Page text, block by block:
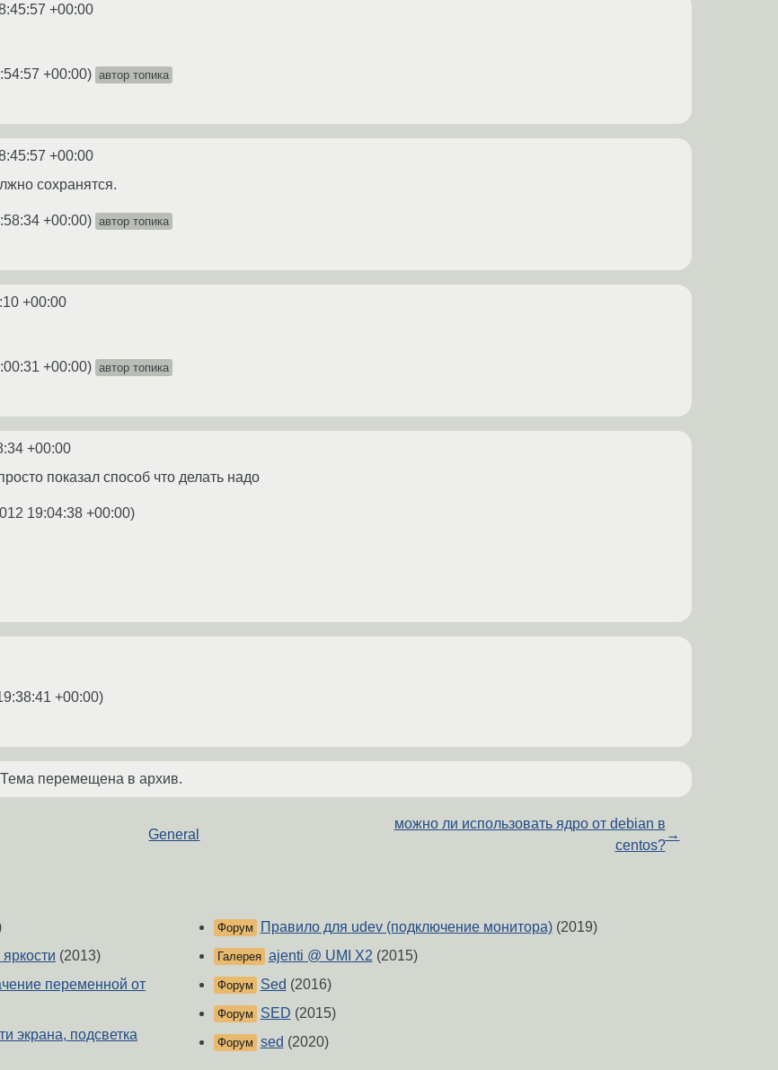
+00:00
+00:00) автор топика
+00:00
сохранятся.
+00:00) автор топика
+00:00
+00:00) автор топика
+00:00
показал способ что делать надо
19:04:38 +00:00)
+00:00)
перемещена в архив.
General
можно ли использовать ядро от debian в
centos?
→
(2013)
переменной от
экрана, подсветка
Форум Правило для udev (подключение монитора)(2019)
Галерея ajenti @ UMI X2 (2015)
Форум Sed (2016)
Форум SED (2015)
Форум sed (2020)